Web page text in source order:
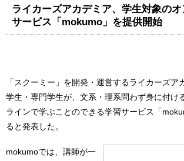
ライカーズアカデミア、学生対象の
サービス「mokumo」を提供開始
「スクーミー」を開発・運営するライカーズア
学生・専門学生が、文系・理系問わず身に付け
ラインで学ぶことのできる学習サービス「
ると発表した。
mokumoでは、講師が一